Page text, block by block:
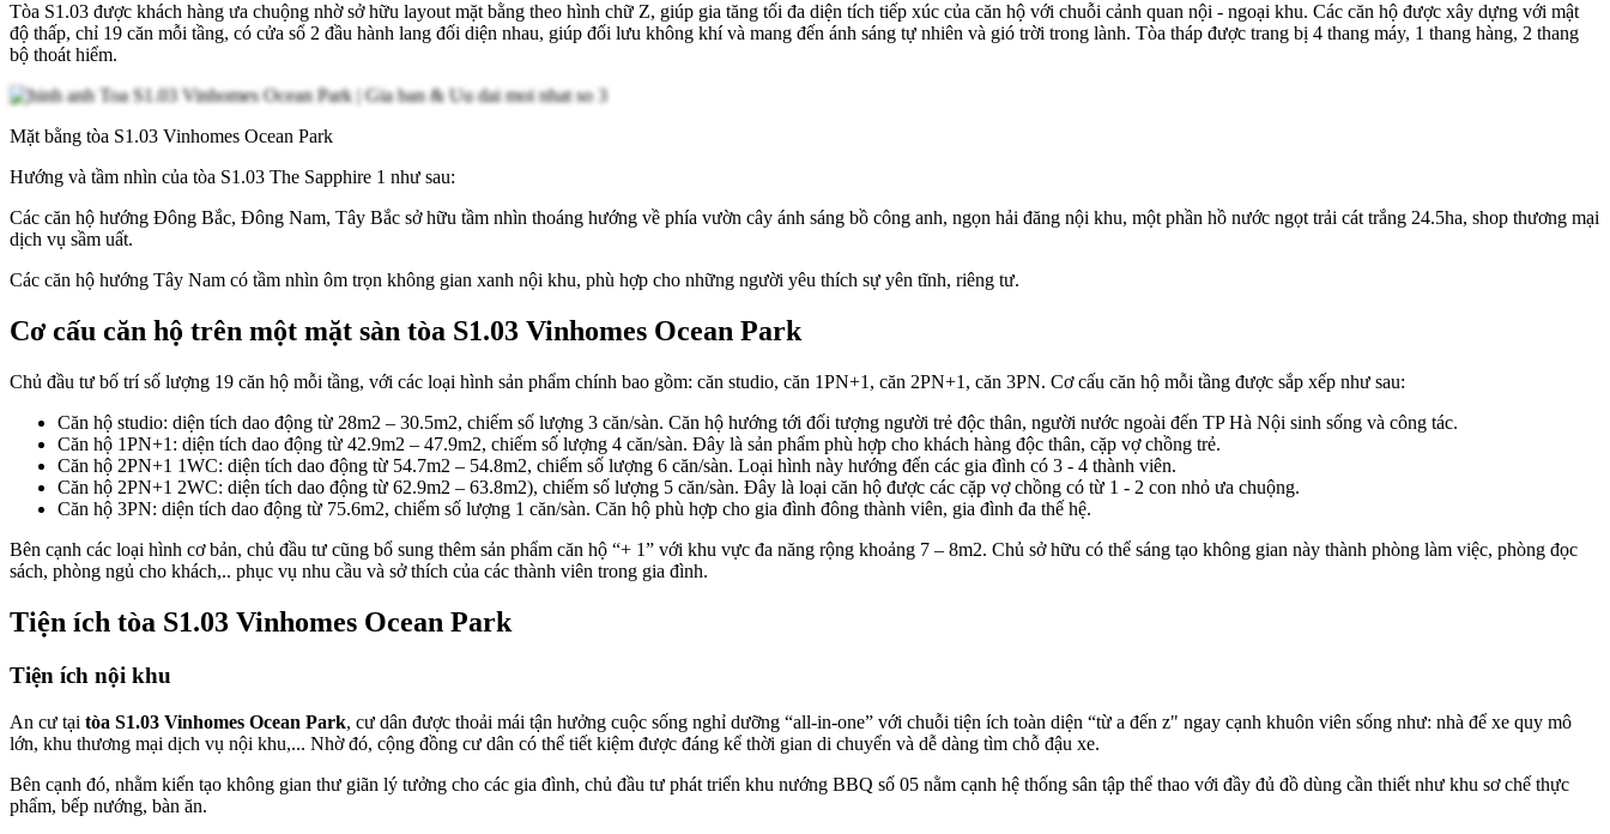
Tòa S1.03 được khách hàng ưa chuộng nhờ sở hữu layout mặt bằng theo hình chữ Z, giúp gia tăng tối đa diện tích tiếp xúc của căn hộ với chuỗi cảnh quan nội - ngoại khu. Các căn hộ được xây dựng với mật
độ thấp, chỉ 19 căn mỗi tầng, có cửa sổ 2 đầu hành lang đối diện nhau, giúp đối lưu không khí và mang đến ánh sáng tự nhiên và gió trời trong lành. Tòa tháp được trang bị 4 thang máy, 1 thang hàng, 2 thang
bộ thoát hiểm.
Mặt bằng tòa S1.03 Vinhomes Ocean Park
Hướng và tầm nhìn của tòa S1.03 The Sapphire 1 như sau:
Các căn hộ hướng Đông Bắc, Đông Nam, Tây Bắc sở hữu tầm nhìn thoáng hướng về phía vườn cây ánh sáng bồ công anh, ngọn hải đăng nội khu, một phần hồ nước ngọt trải cát trắng 24.5ha, shop thương mại
dịch vụ sầm uất.
Các căn hộ hướng Tây Nam có tầm nhìn ôm trọn không gian xanh nội khu, phù hợp cho những người yêu thích sự yên tĩnh, riêng tư.
Cơ cấu căn hộ trên một mặt sàn tòa S1.03 Vinhomes Ocean Park
Chủ đầu tư bố trí số lượng 19 căn hộ mỗi tầng, với các loại hình sản phẩm chính bao gồm: căn studio, căn 1PN+1, căn 2PN+1, căn 3PN. Cơ cấu căn hộ mỗi tầng được sắp xếp như sau:
Căn hộ studio: diện tích dao động từ 28m2 – 30.5m2, chiếm số lượng 3 căn/sàn. Căn hộ hướng tới đối tượng người trẻ độc thân, người nước ngoài đến TP Hà Nội sinh sống và công tác.
Căn hộ 1PN+1: diện tích dao động từ 42.9m2 – 47.9m2, chiếm số lượng 4 căn/sàn. Đây là sản phẩm phù hợp cho khách hàng độc thân, cặp vợ chồng trẻ.
Căn hộ 2PN+1 1WC: diện tích dao động từ 54.7m2 – 54.8m2, chiếm số lượng 6 căn/sàn. Loại hình này hướng đến các gia đình có 3 - 4 thành viên.
Căn hộ 2PN+1 2WC: diện tích dao động từ 62.9m2 – 63.8m2), chiếm số lượng 5 căn/sàn. Đây là loại căn hộ được các cặp vợ chồng có từ 1 - 2 con nhỏ ưa chuộng.
Căn hộ 3PN: diện tích dao động từ 75.6m2, chiếm số lượng 1 căn/sàn. Căn hộ phù hợp cho gia đình đông thành viên, gia đình đa thế hệ.
Bên cạnh các loại hình cơ bản, chủ đầu tư cũng bổ sung thêm sản phẩm căn hộ “+ 1” với khu vực đa năng rộng khoảng 7 – 8m2. Chủ sở hữu có thể sáng tạo không gian này thành phòng làm việc, phòng đọc
sách, phòng ngủ cho khách,.. phục vụ nhu cầu và sở thích của các thành viên trong gia đình.
Tiện ích tòa S1.03 Vinhomes Ocean Park
Tiện ích nội khu
An cư tại tòa S1.03 Vinhomes Ocean Park, cư dân được thoải mái tận hưởng cuộc sống nghỉ dưỡng “all-in-one” với chuỗi tiện ích toàn diện “từ a đến z" ngay cạnh khuôn viên sống như: nhà để xe quy mô
lớn, khu thương mại dịch vụ nội khu,... Nhờ đó, cộng đồng cư dân có thể tiết kiệm được đáng kể thời gian di chuyển và dễ dàng tìm chỗ đậu xe.
Bên cạnh đó, nhằm kiến tạo không gian thư giãn lý tưởng cho các gia đình, chủ đầu tư phát triển khu nướng BBQ số 05 nằm cạnh hệ thống sân tập thể thao với đầy đủ đồ dùng cần thiết như khu sơ chế thực
phẩm, bếp nướng, bàn ăn.